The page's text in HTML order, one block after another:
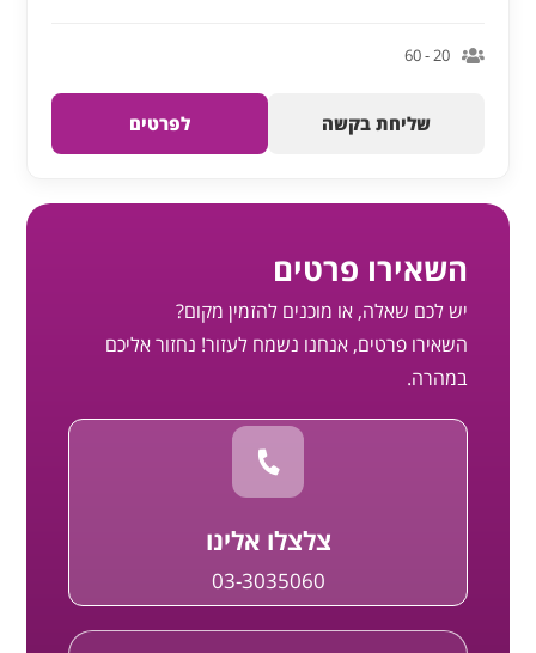
20 - 60
שליחת בקשה לפרטים
השאירו פרטים
יש לכם שאלה, או מוכנים להזמין מקום?
השאירו פרטים, אנחנו נשמח לעזור! נחזור אליכם
במהרה.
צלצלו אלינו
03-3035060